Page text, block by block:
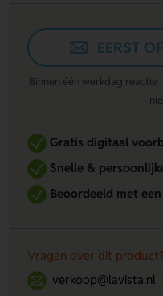
EERST
Binnen één werkdag reactie
Gratis digitaal
Snelle &
Beoordeeld met
Vragen over dit product?
verkoop@lavista.nl